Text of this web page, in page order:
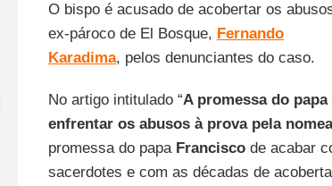
O bispo é acusado de acobertar os
ex-pároco de El Bosque, Fernando
Karadima, pelos denunciantes do caso.
No artigo intitulado “A promessa do papa
enfrentar os abusos à prova pela
promessa do papa Franciscode acabar
sacerdotes e com as décadas de